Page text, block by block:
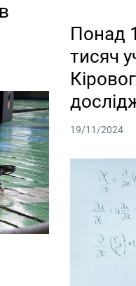
Понад
тисяч
19/11/2024